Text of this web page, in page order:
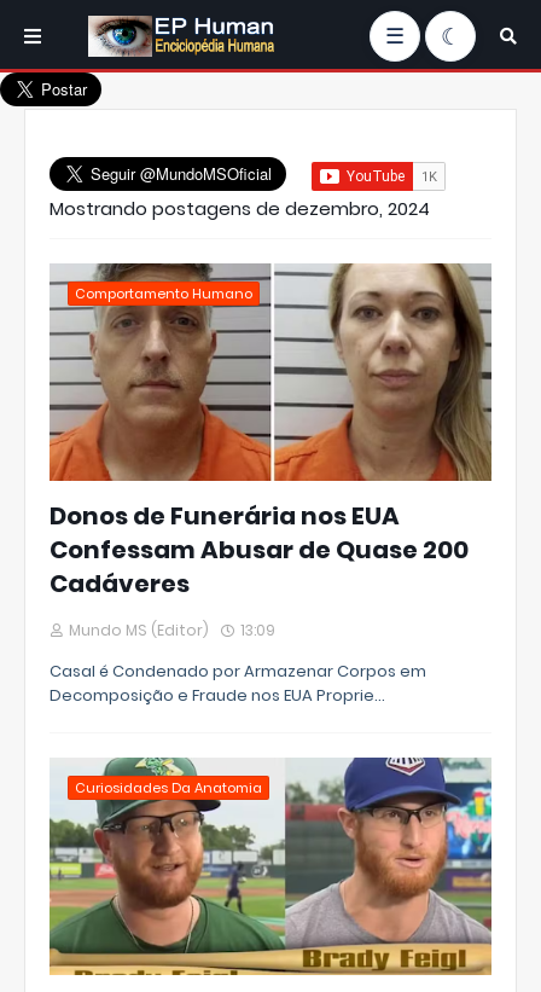
☰
Mostrando postagens de dezembro, 2024
Comportamento Humano
Donos de Funerária nos EUA
Confessam Abusar de Quase 200
Cadáveres
Mundo MS (Editor) 13:09
Casal é Condenado por Armazenar Corpos em
Decomposição e Fraude nos EUA Proprie…
Curiosidades Da Anatomia